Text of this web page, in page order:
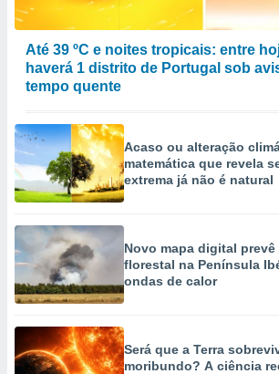
Até 39 ºC e noites tropicais: entre
haverá 1 distrito de Portugal sob
tempo quente
Acaso ou alteração
matemática que revela
extrema já não é natural
Novo mapa digital
florestal na Península
ondas de calor
Será que a Terra
moribundo? A ciência